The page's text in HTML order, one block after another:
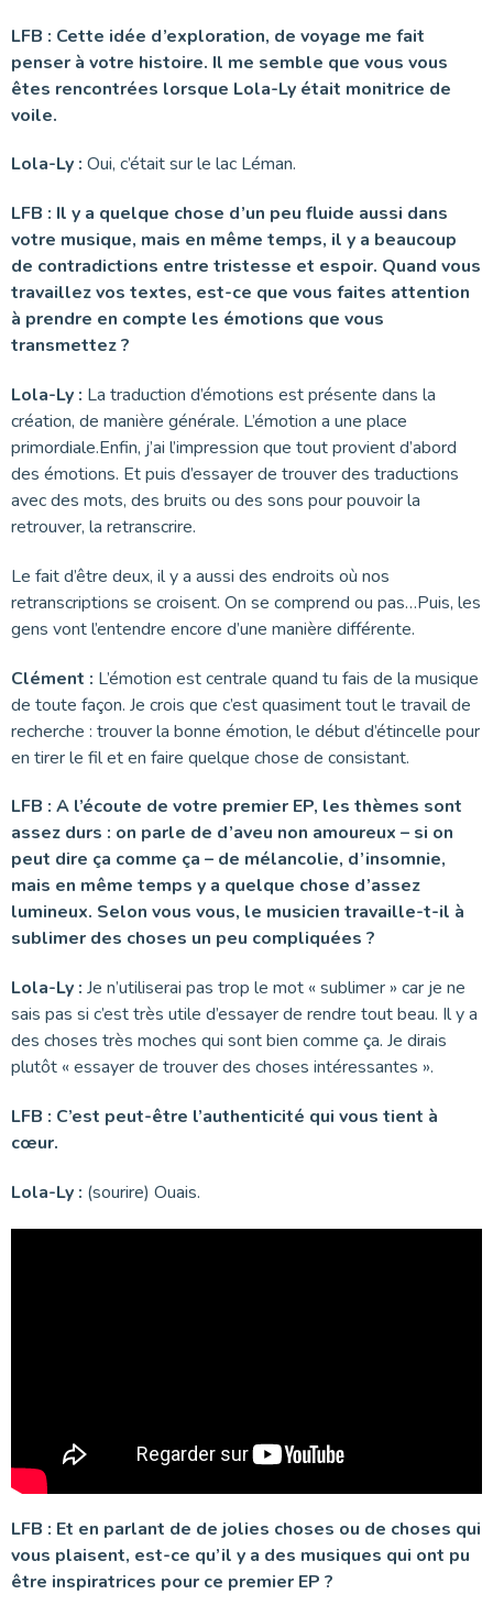
LFB : Cette idée d’exploration, de voyage me fait
penser à votre histoire. Il me semble que vous vous
êtes rencontrées lorsque Lola-Ly était monitrice de
voile.
Lola-Ly : Oui, c’était sur le lac Léman.
LFB : Il y a quelque chose d’un peu fluide aussi dans
votre musique, mais en même temps, il y a beaucoup
de contradictions entre tristesse et espoir. Quand vous
travaillez vos textes, est-ce que vous faites attention
à prendre en compte les émotions que vous
transmettez ?
Lola-Ly : La traduction d’émotions est présente dans la
création, de manière générale. L’émotion a une place
primordiale.Enfin, j’ai l’impression que tout provient d’abord
des émotions. Et puis d’essayer de trouver des traductions
avec des mots, des bruits ou des sons pour pouvoir la
retrouver, la retranscrire.
Le fait d’être deux, il y a aussi des endroits où nos
retranscriptions se croisent. On se comprend ou pas…Puis, les
gens vont l’entendre encore d’une manière différente.
Clément : L’émotion est centrale quand tu fais de la musique
de toute façon. Je crois que c’est quasiment tout le travail de
recherche : trouver la bonne émotion, le début d’étincelle pour
en tirer le fil et en faire quelque chose de consistant.
LFB : A l’écoute de votre premier EP, les thèmes sont
assez durs : on parle de d’aveu non amoureux – si on
peut dire ça comme ça – de mélancolie, d’insomnie,
mais en même temps y a quelque chose d’assez
lumineux. Selon vous vous, le musicien travaille-t-il à
sublimer des choses un peu compliquées ?
Lola-Ly : Je n’utiliserai pas trop le mot « sublimer » car je ne
sais pas si c’est très utile d’essayer de rendre tout beau. Il y a
des choses très moches qui sont bien comme ça. Je dirais
plutôt « essayer de trouver des choses intéressantes ».
LFB : C’est peut-être l’authenticité qui vous tient à
cœur.
Lola-Ly : (sourire) Ouais.
LFB : Et en parlant de de jolies choses ou de choses qui
vous plaisent, est-ce qu’il y a des musiques qui ont pu
être inspiratrices pour ce premier EP ?